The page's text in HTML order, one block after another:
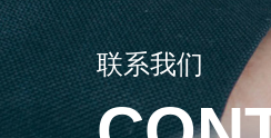
氨化硅陶瓷液体加热系列
异形体加热系列
联系我们